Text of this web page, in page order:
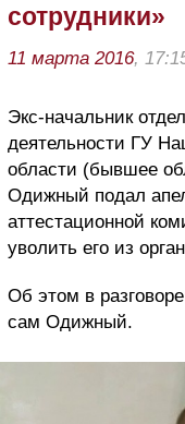
сотрудники»
11 марта 2016,
Экс-начальник
деятельности ГУ
области (бывшее
Одижный подал
аттестационной
уволить его из
Об этом в
сам Одижный.